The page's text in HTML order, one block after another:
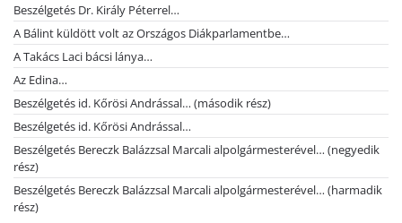
Beszélgetés Dr. Király Péterrel…
A Bálint küldött volt az Országos Diákparlamentbe…
A Takács Laci bácsi lánya…
Az Edina…
Beszélgetés id. Kőrösi Andrással… (második rész)
Beszélgetés id. Kőrösi Andrással…
Beszélgetés Bereczk Balázzsal Marcali alpolgármesterével… (negyedik
rész)
Beszélgetés Bereczk Balázzsal Marcali alpolgármesterével… (harmadik
rész)